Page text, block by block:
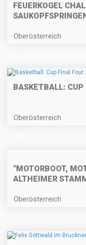
FEUERKOGEL
Oberösterreich
BASKETBALL: CUP
Oberösterreich
"MOTORBOOT,
ALTHEIMER
Oberösterreich